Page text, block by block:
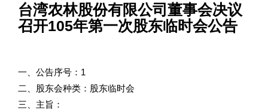
台湾农林股份有限公司董事会决议
召开105年第一次股东临时会公告
一、公告序号：1
二、股东会种类：股东临时会
三、主旨：